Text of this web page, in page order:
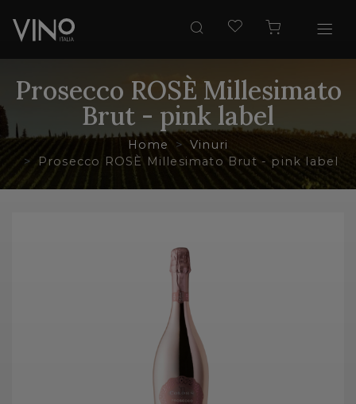
Prosecco ROSÈ Millesimato
Brut - pink label
Home
Vinuri
Prosecco ROSÈ Millesimato Brut - pink label